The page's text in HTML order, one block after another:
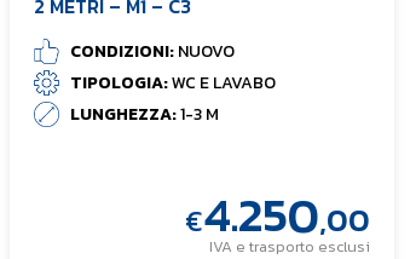
CONDIZIONI:NUOVO
TIPOLOGIA:WC E LAVABO
LUNGHEZZA:1-3 M
€4.250,00
IVA e trasporto esclusi